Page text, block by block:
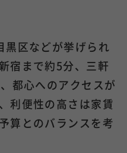
黒区などが挙げられ
宿まで約5分、三軒
都心へのアクセスが
利便性の高さは家賃
算とのバランスを考